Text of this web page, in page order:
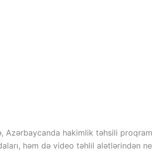
Azərbaycanda hakimlik təhsili
həm də video təhlil alətlərindən